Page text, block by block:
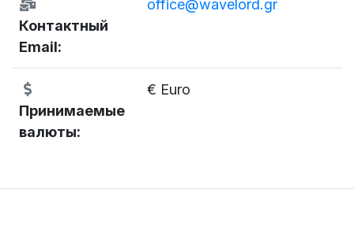
Контактный
Email:
office@wavelord.gr
Принимаемые
валюты:
€ Euro